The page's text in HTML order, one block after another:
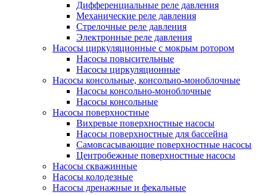
Дифференциальные реле давления
Механические реле давления
Стрелочные реле давления
Электронные реле давления
Насосы циркуляционные с мокрым ротором
Насосы повысительные
Насосы циркуляционные
Насосы консольные, консольно-моноблочные
Насосы консольно-моноблочные
Насосы консольные
Насосы поверхностные
Вихревые поверхностные насосы
Насосы поверхностные для бассейна
Самовсасывающие поверхностные насосы
Центробежные поверхностные насосы
Насосы скважинные
Насосы колодезные
Насосы дренажные и фекальные